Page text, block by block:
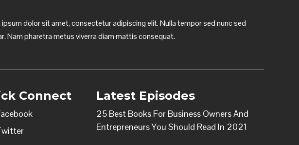
ipsum dolor sit amet, consectetur adipiscing elit. Nulla tempor sed nunc sed
Nam pharetra metus viverra diam mattis consequat.
Connect Latest Episodes
25 Best Books For Business Owners And
Entrepreneurs You Should Read In 2021